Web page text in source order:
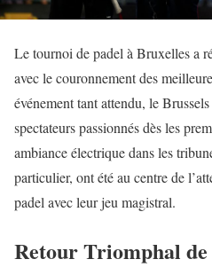
Le tournoi de padel à Bruxelles a
avec le couronnement des
événement tant attendu, le
spectateurs passionnés dès les
ambiance électrique dans les
particulier, ont été au centre de
padel avec leur jeu magistral.
Retour Triomphal